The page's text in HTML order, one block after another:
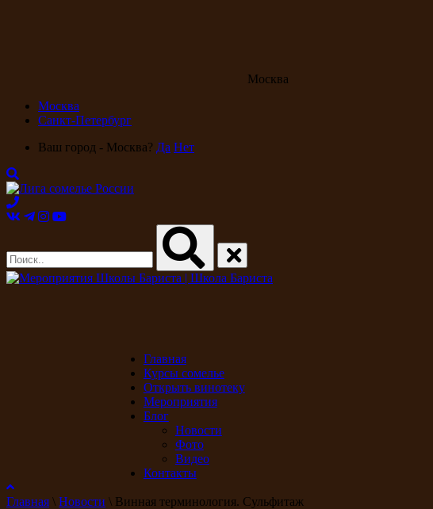
Москва
Москва
Санкт-Петербург
Ваш город - Москва? Да Нет
Главная
Курсы сомелье
Открыть винотеку
Мероприятия
Блог
Новости
Фото
Видео
Контакты
Главная \ Новости \ Винная терминология. Сульфитаж